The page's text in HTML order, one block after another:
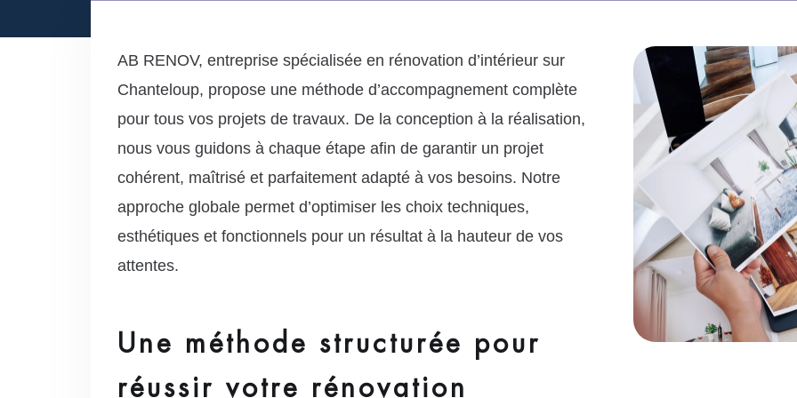
AB RENOV, entreprise spécialisée en rénovation d’intérieur sur
Chanteloup, propose une méthode d’accompagnement complète
pour tous vos projets de travaux. De la conception à la réalisation,
nous vous guidons à chaque étape afin de garantir un projet
cohérent, maîtrisé et parfaitement adapté à vos besoins. Notre
approche globale permet d’optimiser les choix techniques,
esthétiques et fonctionnels pour un résultat à la hauteur de vos
attentes.
Une méthode structurée pour
réussir votre rénovation